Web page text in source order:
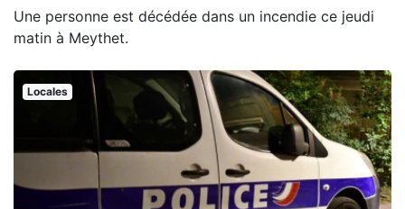
Une personne est décédée dans un incendie ce jeudi
matin à Meythet.
Locales